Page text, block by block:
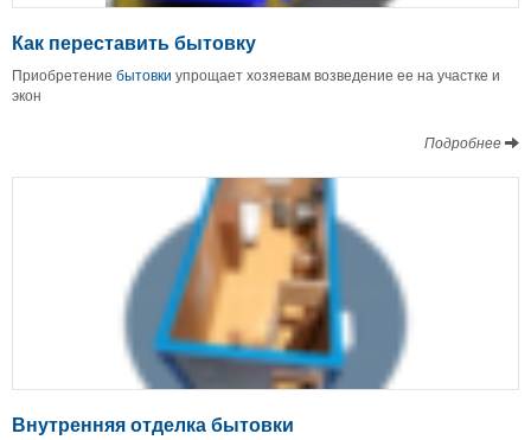
Как переставить бытовку
Приобретение бытовки упрощает хозяевам возведение ее на участке и
экон
Подробнее
Внутренняя отделка бытовки